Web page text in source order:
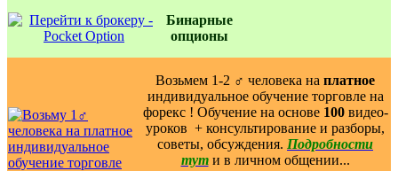
Бинаpные
oпционы
Возьмем 1-2 ‍♂️ человека на платное
индивидуальное обучение торговле на
форекс ! Обучение на основе 100видео-
уроков ️ + консультирование и разборы,
советы, обсуждения. Подробности
тут и в личном общении...